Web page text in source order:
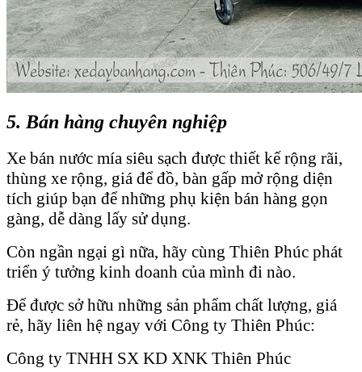
5. Bán hàng chuyên nghiệp
Xe bán nước mía siêu sạch được thiết kế rộng rãi,
thùng xe rộng, giá để đồ, bàn gấp mở rộng diện
tích giúp bạn để những phụ kiện bán hàng gọn
gàng, dễ dàng lấy sử dụng.
Còn ngần ngại gì nữa, hãy cùng Thiên Phúc phát
triển ý tưởng kinh doanh của mình đi nào.
Để được sở hữu những sản phẩm chất lượng, giá
rẻ, hãy liên hệ ngay với Công ty Thiên Phúc:
Công ty TNHH SX KD XNK Thiên Phúc